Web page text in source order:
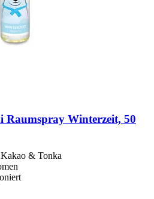
Raumspray Winterzeit, 50
& Tonka